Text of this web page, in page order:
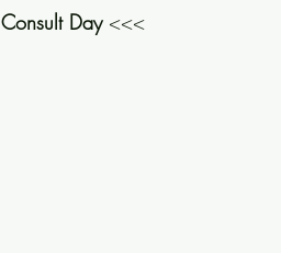
Consult Day <<<